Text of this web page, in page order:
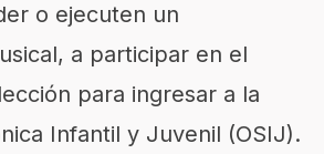
o ejecuten un
a participar en el
para ingresar a la
Infantil y Juvenil (OSIJ).